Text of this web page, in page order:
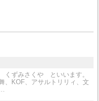
くずみさくや といいます。
、KOF、アサルトリリィ、文